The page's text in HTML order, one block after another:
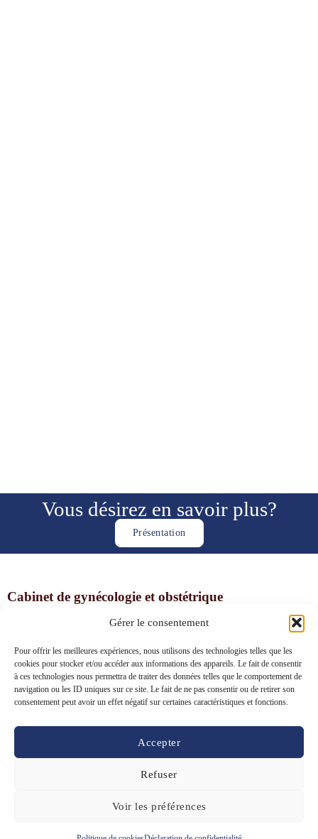
Gérer le consentement
Pour offrir les meilleures expériences, nous utilisons des technologies telles que les
cookies pour stocker et/ou accéder aux informations des appareils. Le fait de consentir
à ces technologies nous permettra de traiter des données telles que le comportement de
navigation ou les ID uniques sur ce site. Le fait de ne pas consentir ou de retirer son
consentement peut avoir un effet négatif sur certaines caractéristiques et fonctions.
Accepter
Refuser
Voir les préférences
Vous désirez en savoir plus?
Présentation
Cabinet de gynécologie et obstétrique
Dr David Salomon
​Route du Pâqui 1, 1720 Corminboeuf (Fribourg)
Téléphone :026 465 14 44
E-Mail :gynecologie-salomon@hin.ch
Horaires d’ouverture du secrétariat
​Du lundi au vendredi, nous répondons à vos appels de 08h30 à
11h30 et de 13h30 à 17h00 ainsi qu’un samedi sur deux de 09h00 à
11h00.
Prendre rendez-vous